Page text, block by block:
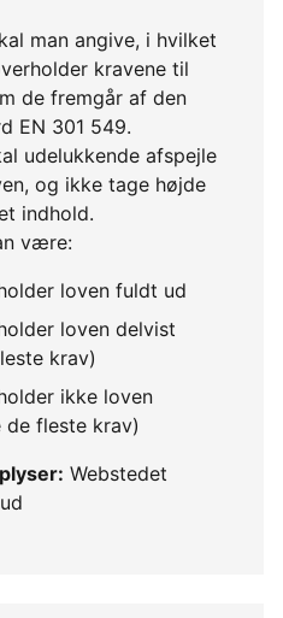
man angive, i hvilket
kravene til
de fremgår af den
EN 301 549.
udelukkende afspejle
og ikke tage højde
indhold.
være:
loven fuldt ud
loven delvist
krav)
ikke loven
fleste krav)
Webstedet